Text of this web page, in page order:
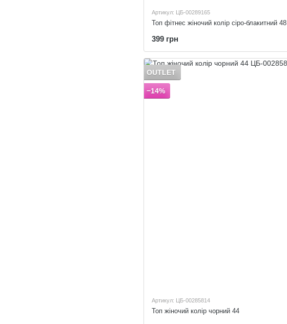
Артикул: ЦБ-00289165
Топ фітнес жіночий колір сіро-блакитний 48
399 грн
OUTLET
−14%
Артикул: ЦБ-00285814
Топ жіночий колір чорний 44